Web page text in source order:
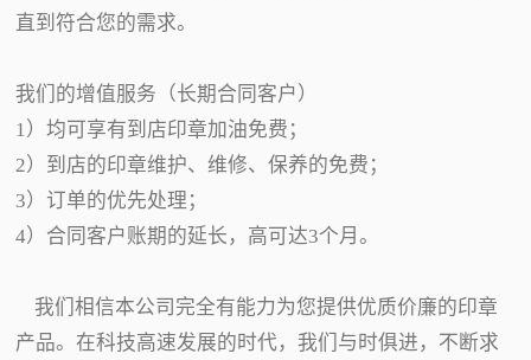
直到符合您的需求。
我们的增值服务（长期合同客户）
1）均可享有到店印章加油免费；
2）到店的印章维护、维修、保养的免费；
3）订单的优先处理；
4）合同客户账期的延长，高可达3个月。
我们相信本公司完全有能力为您提供优质价廉的印章
产品。在科技高速发展的时代，我们与时俱进，不断求